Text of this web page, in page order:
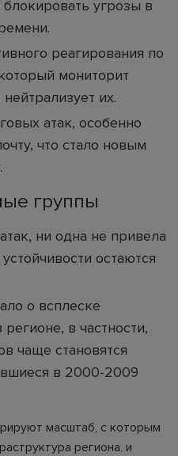
угрозы в
реагирования по
мониторит
их.
атак, особенно
что стало новым
группы
ни одна не привела
остаются
о всплеске
в частности,
чаще становятся
в 2000-2009
масштаб, с которым
региона, и